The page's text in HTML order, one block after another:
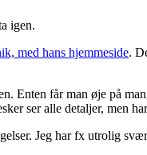
igen.
med hans hjemmeside.
får man øje på
ser alle detaljer, men
Jeg har fx utrolig